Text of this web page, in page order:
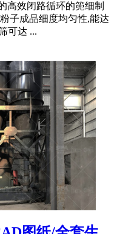
高效闭路循环的篼细制
子成品细度均匀性,能达
可达 ...